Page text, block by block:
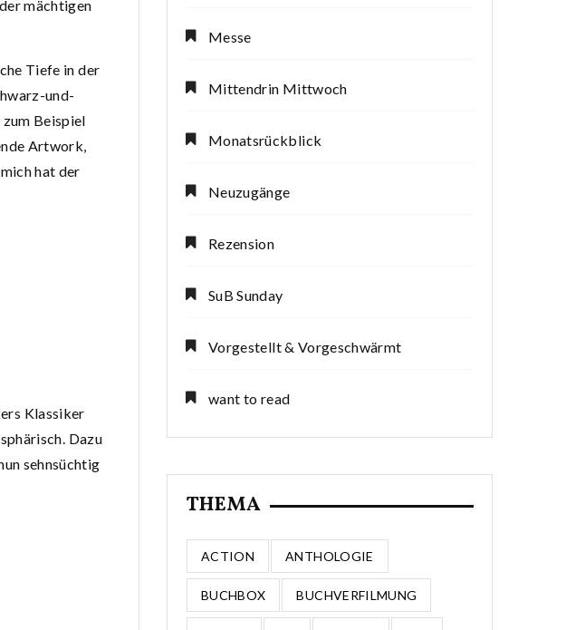
mächtigen
Tiefe in der
und-
Beispiel
Artwork,
hat der
Klassiker
Dazu
sehnsüchtig
Messe
Mittendrin Mittwoch
Monatsrückblick
Neuzugänge
Rezension
SuB Sunday
Vorgestellt & Vorgeschwärmt
want to read
THEMA
ACTION ANTHOLOGIE
BUCHBOX BUCHVERFILMUNG